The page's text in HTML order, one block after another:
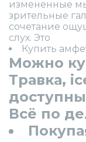
измененные
зрительные
сочетание
слух. Это
Купить
Можно
Травка,
Всё по